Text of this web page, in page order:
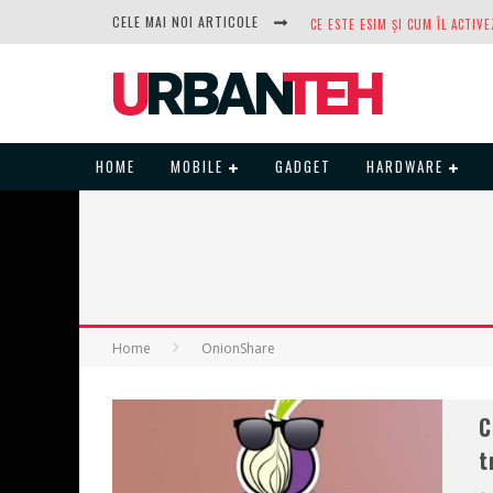
CELE MAI NOI ARTICOLE
DUPĂ ANI DE REFUZURI,
HOME MOBILE GADGET HARDWARE
Home OnionShare